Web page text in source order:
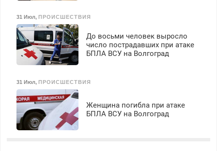
31 Июл, ПРОИСШЕСТВИЯ
До восьми человек выросло
число пострадавших при атаке
БПЛА ВСУ на Волгоград
31 Июл, ПРОИСШЕСТВИЯ
Женщина погибла при атаке
БПЛА ВСУ на Волгоград